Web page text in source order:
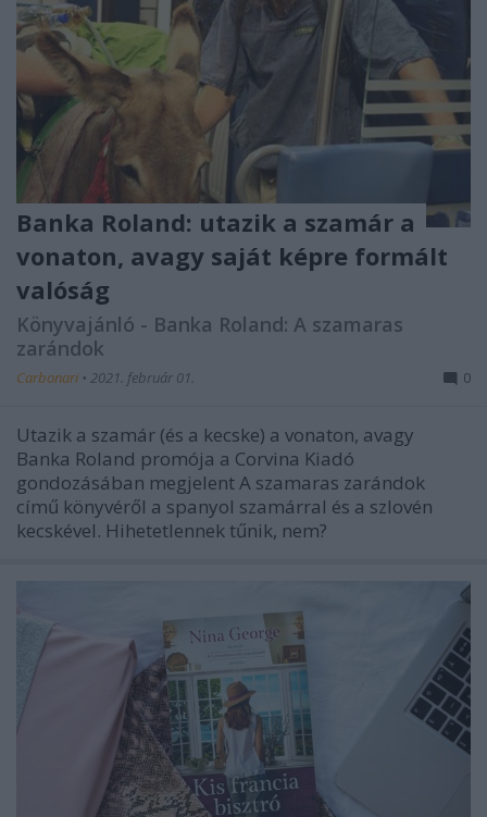
Banka Roland: utazik a szamár a
vonaton, avagy saját képre formált
valóság
Könyvajánló - Banka Roland: A szamaras
zarándok
Carbonari • 2021. február 01. 0
Utazik a szamár (és a kecske) a vonaton, avagy
Banka Roland promója a Corvina Kiadó
gondozásában megjelent A szamaras zarándok
című könyvéről a spanyol szamárral és a szlovén
kecskével. Hihetetlennek tűnik, nem?